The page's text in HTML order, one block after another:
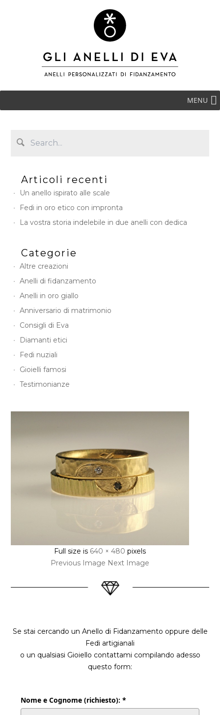
MENU
Articoli recenti
Un anello ispirato alle scale
Fedi in oro etico con impronta
La vostra storia indelebile in due anelli con dedica
Categorie
Altre creazioni
Anelli di fidanzamento
Anelli in oro giallo
Anniversario di matrimonio
Consigli di Eva
Diamanti etici
Fedi nuziali
Gioielli famosi
Testimonianze
Full size is 640 × 480 pixels
Previous Image Next Image
Se stai cercando un Anello di Fidanzamento oppure delle
Fedi artigianali
o un qualsiasi Gioiello contattami compilando adesso
questo form:
Nome e Cognome (richiesto): *